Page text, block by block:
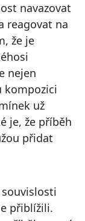
navazovat
reagovat na
že je
nejen
kompozici
už
je, že příběh
přidat
přiblížili.